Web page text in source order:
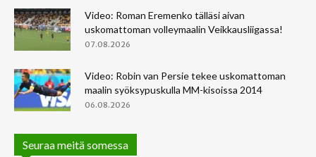
Video: Roman Eremenko tälläsi aivan
uskomattoman volleymaalin Veikkausliigassa!
07.08.2026
Video: Robin van Persie tekee uskomattoman
maalin syöksypuskulla MM-kisoissa 2014
06.08.2026
Seuraa meitä somessa